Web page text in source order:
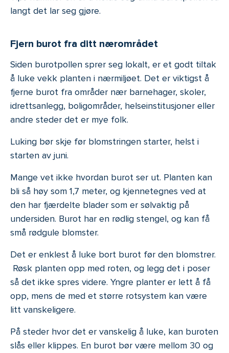
langt det lar seg gjøre.
Fjern burot fra ditt nærområdet
Siden burotpollen sprer seg lokalt, er et godt tiltak
å luke vekk planten i nærmiljøet. Det er viktigst å
fjerne burot fra områder nær barnehager, skoler,
idrettsanlegg, boligområder, helseinstitusjoner eller
andre steder det er mye folk.
Luking bør skje før blomstringen starter, helst i
starten av juni.
Mange vet ikke hvordan burot ser ut. Planten kan
bli så høy som 1,7 meter, og kjennetegnes ved at
den har fjærdelte blader som er sølvaktig på
undersiden. Burot har en rødlig stengel, og kan få
små rødgule blomster.
Det er enklest å luke bort burot før den blomstrer.
Røsk planten opp med roten, og legg det i poser
så det ikke spres videre. Yngre planter er lett å få
opp, mens de med et større rotsystem kan være
litt vanskeligere.
På steder hvor det er vanskelig å luke, kan buroten
slås eller klippes. En burot bør være mellom 30 og